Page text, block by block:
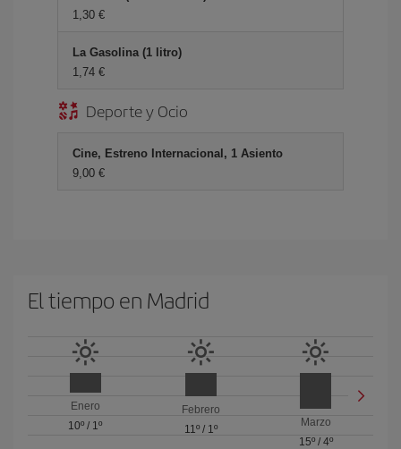
1,30 €
La Gasolina (1 litro)
1,74 €
Deporte y Ocio
Cine, Estreno Internacional, 1 Asiento
9,00 €
El tiempo en Madrid
Enero
10º / 1º
Febrero
11º/ 1º
Marzo
15º/ 4º